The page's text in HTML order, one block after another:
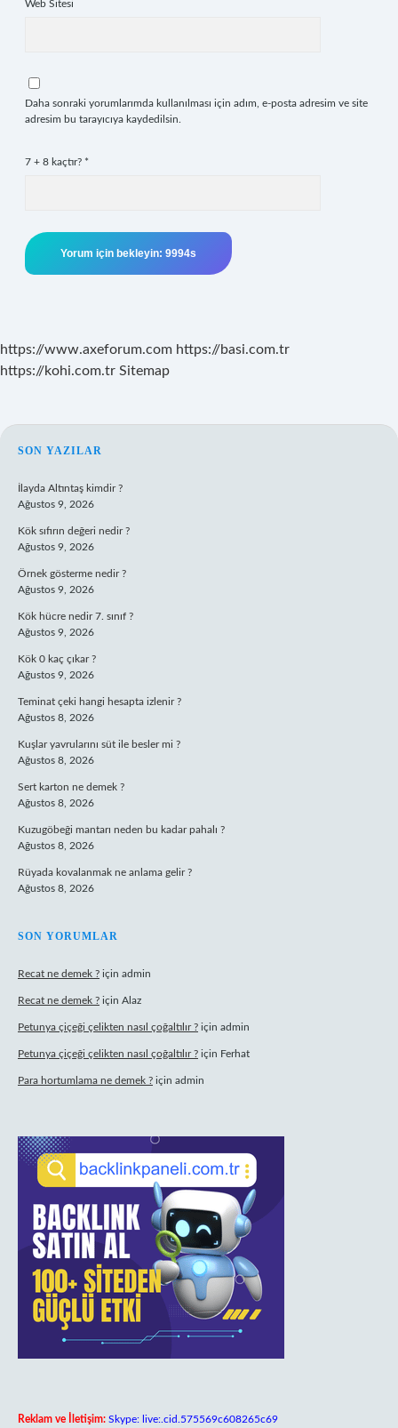
Web Sitesi
Daha sonraki yorumlarımda kullanılması için adım, e-posta adresim ve site
adresim bu tarayıcıya kaydedilsin.
7 + 8 kaçtır? *
https://www.axeforum.com https://basi.com.tr
https://kohi.com.tr Sitemap
SIDEBAR
SON YAZILAR
İlayda Altıntaş kimdir ?
Ağustos 9, 2026
Kök sıfırın değeri nedir ?
Ağustos 9, 2026
Örnek gösterme nedir ?
Ağustos 9, 2026
Kök hücre nedir 7. sınıf ?
Ağustos 9, 2026
Kök 0 kaç çıkar ?
Ağustos 9, 2026
Teminat çeki hangi hesapta izlenir ?
Ağustos 8, 2026
Kuşlar yavrularını süt ile besler mi ?
Ağustos 8, 2026
Sert karton ne demek ?
Ağustos 8, 2026
Kuzugöbeği mantarı neden bu kadar pahalı ?
Ağustos 8, 2026
Rüyada kovalanmak ne anlama gelir ?
Ağustos 8, 2026
SON YORUMLAR
Recat ne demek ? için admin
Recat ne demek ? için Alaz
Petunya çiçeği çelikten nasıl çoğaltılır ? için admin
Petunya çiçeği çelikten nasıl çoğaltılır ? için Ferhat
Para hortumlama ne demek ? için admin
Reklam ve İletişim: Skype: live:.cid.575569c608265c69